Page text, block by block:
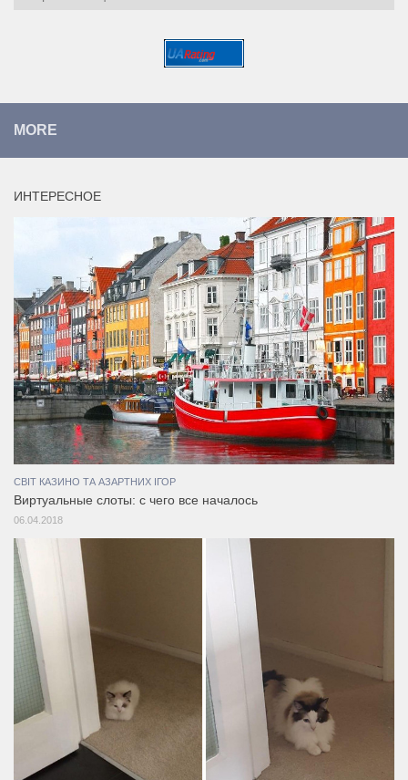
MORE
ИНТЕРЕСНОЕ
СВІТ КАЗИНО ТА АЗАРТНИХ ІГОР
Виртуальные слоты: с чего все началось
06.04.2018